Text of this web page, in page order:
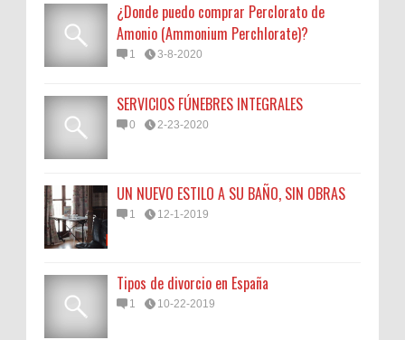
¿Donde puedo comprar Perclorato de
Amonio (Ammonium Perchlorate)?
1 3-8-2020
SERVICIOS FÚNEBRES INTEGRALES
0 2-23-2020
UN NUEVO ESTILO A SU BAÑO, SIN OBRAS
1 12-1-2019
Tipos de divorcio en España
1 10-22-2019